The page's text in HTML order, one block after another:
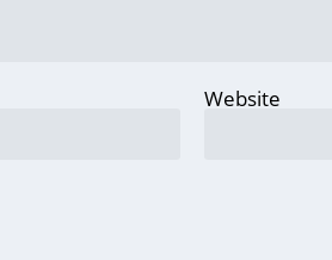
Website